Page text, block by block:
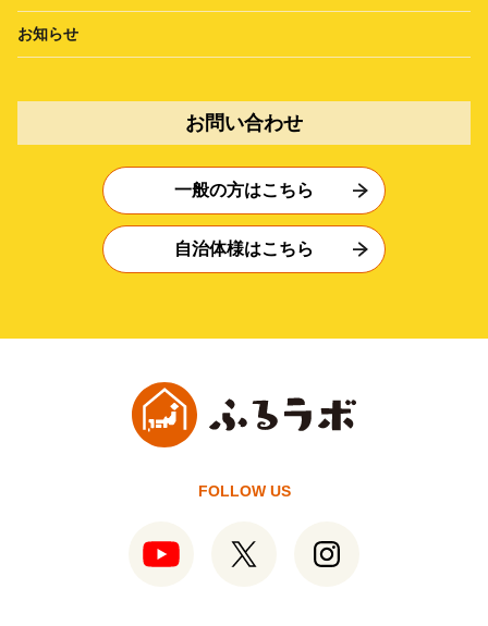
お知らせ
お問い合わせ
一般の方はこちら
自治体様はこちら
FOLLOW US